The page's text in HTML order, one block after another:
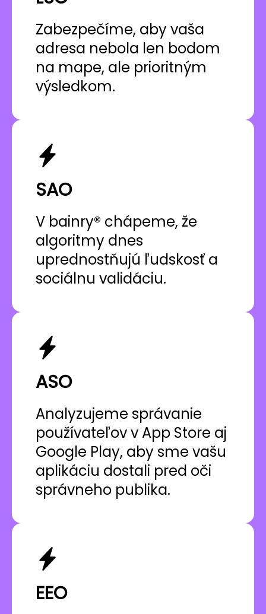
Zabezpečíme, aby vaša
adresa nebola len bodom
na mape, ale prioritným
výsledkom.
SAO
V bainry® chápeme, že
algoritmy dnes
uprednostňujú ľudskosť a
sociálnu validáciu.
ASO
Analyzujeme správanie
používateľov v App Store aj
Google Play, aby sme vašu
aplikáciu dostali pred oči
správneho publika.
EEO